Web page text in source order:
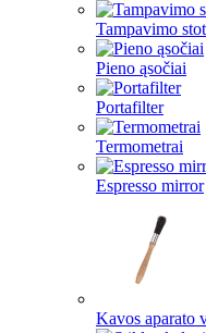
Tampavimo
Pieno ąsočiai
Portafilter
Termometrai
Espresso mirror
Kavos aparato